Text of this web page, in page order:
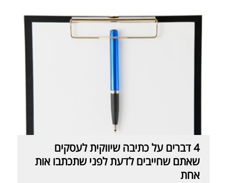
4 דברים על כתיבה שיווקית לעסקים
שאתם שחייבים לדעת לפני שתכתבו אות
אחת